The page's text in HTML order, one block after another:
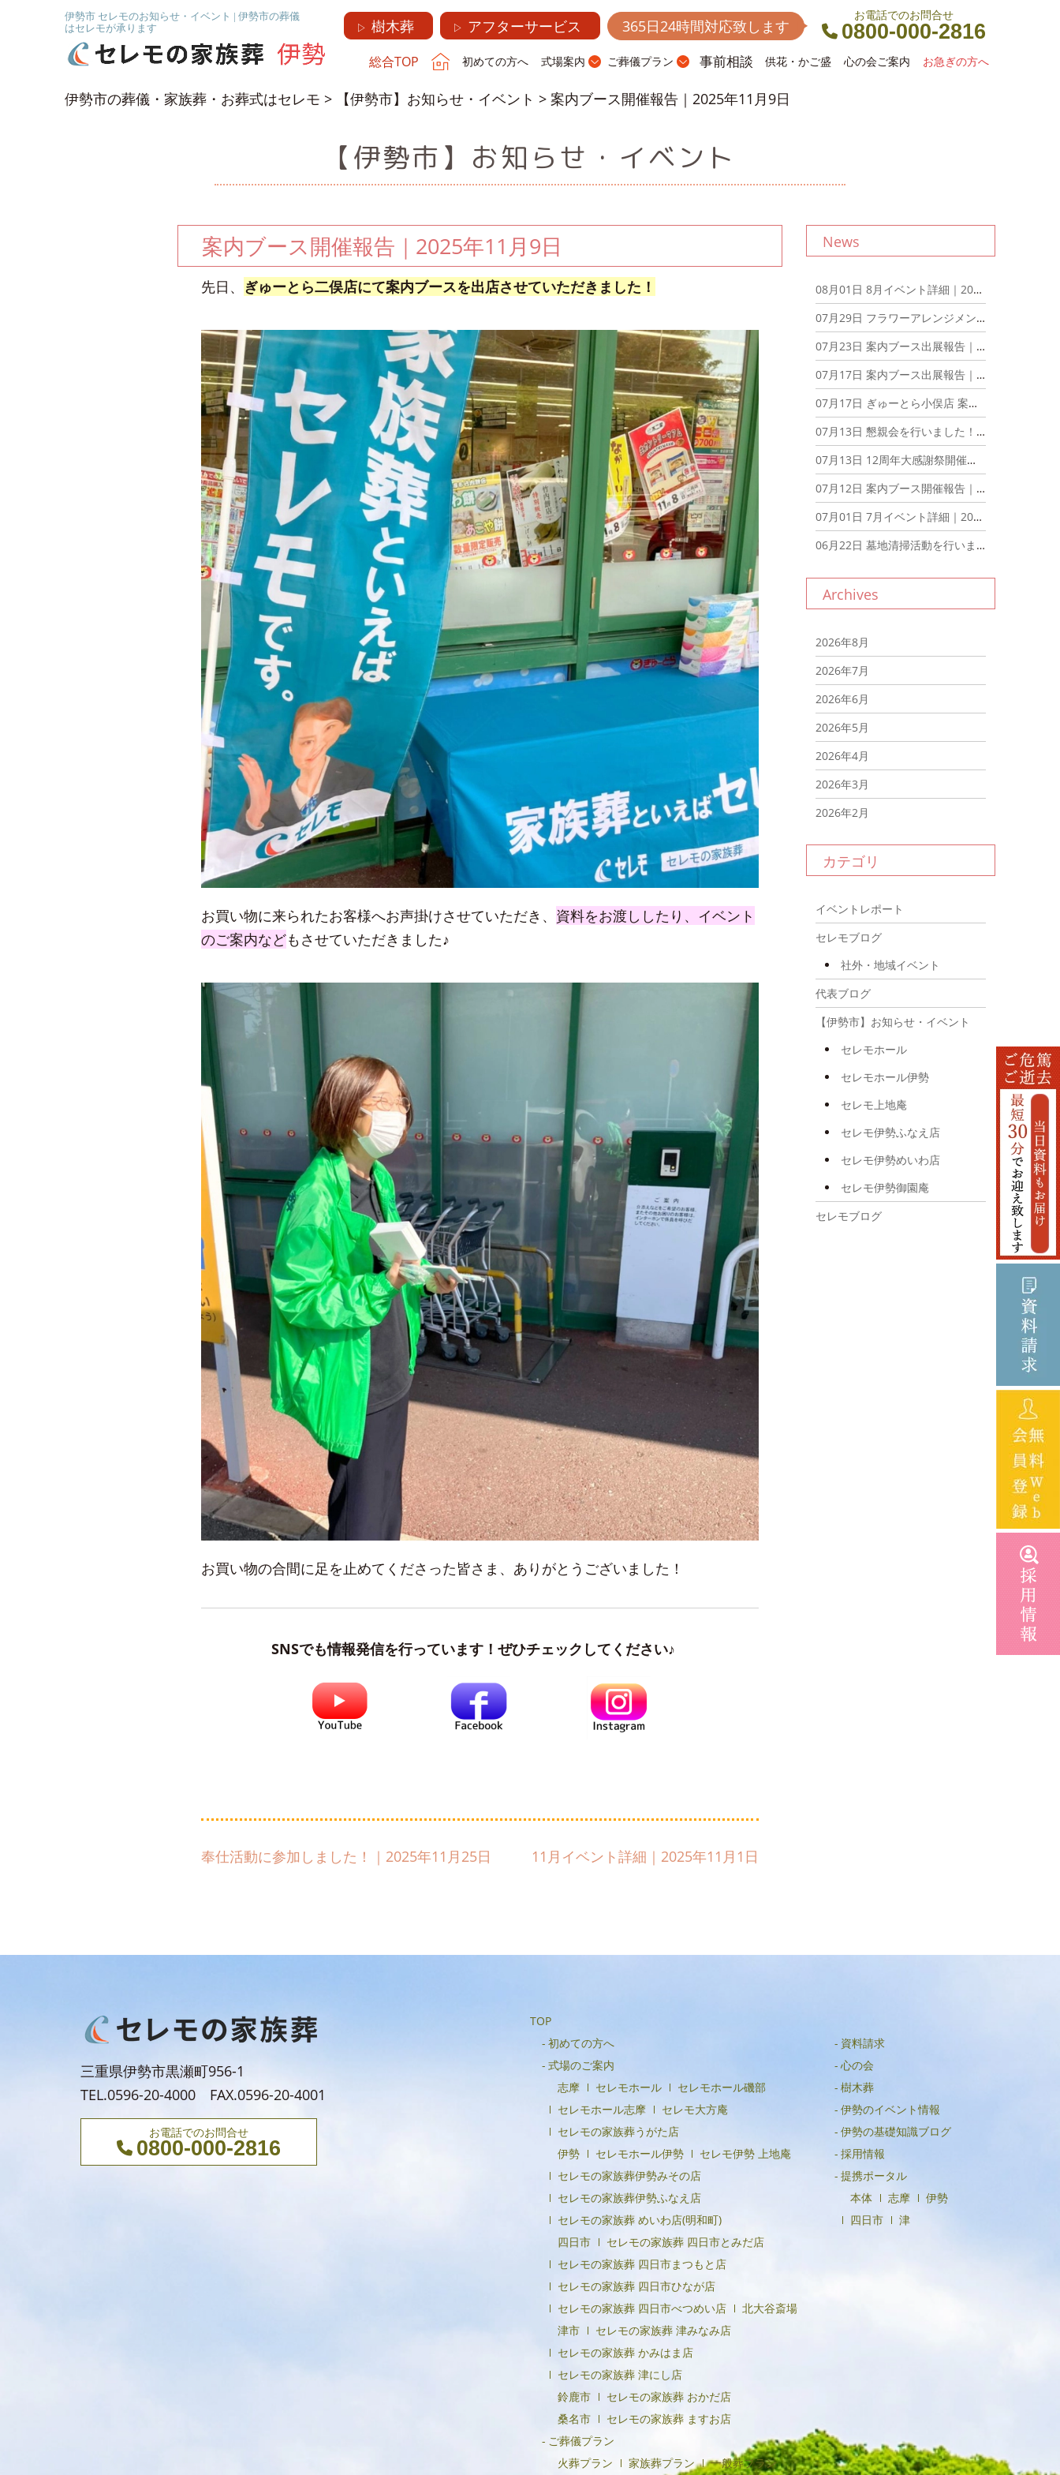
伊勢市 セレモのお知らせ・イベント | 伊勢市の葬儀
はセレモが承ります
▷ 樹木葬 ▷ アフターサービス 365日24時間対応致します
お電話でのお問合せ
0800-000-2816
総合TOP 初めての方へ 式場案内 ご葬儀プラン 事前相談 供花・かご盛 心の会ご案内 お急ぎの方へ
伊勢市の葬儀・家族葬・お葬式はセレモ > 【伊勢市】お知らせ・イベント > 案内ブース開催報告｜2025年11月9日
【伊勢市】お知らせ・イベント
案内ブース開催報告｜2025年11月9日
先日、 ぎゅーとら二俣店にて案内ブースを出店させていただきました！
お買い物に来られたお客様へお声掛けさせていただき、 資料をお渡ししたり、イベント
のご案内などもさせていただきました♪
お買い物の合間に足を止めてくださった皆さま、ありがとうございました！
SNSでも情報発信を行っています！ぜひチェックしてください♪
奉仕活動に参加しました！｜2025年11月25日 11月イベント詳細｜2025年11月1日
News
08月01日 8月イベント詳細｜2026年8月1日
07月29日 フラワーアレンジメントとアフタヌーンティーを楽しむ会を開催しました！｜2026年7月29日
07月23日 案内ブース出展報告｜2026年7月23日
07月17日 案内ブース出展報告｜2026年7月17日
07月17日 ぎゅーとら小俣店 案内ブース出展｜2026年7月17日
07月13日 懇親会を行いました！｜2026年7月13日
07月13日 12周年大感謝祭開催報告｜2026年7月13日
07月12日 案内ブース開催報告｜2026年7月12日
07月01日 7月イベント詳細｜2026年7月1日
06月22日 墓地清掃活動を行いました。｜2026年6月22日
Archives
2026年8月
2026年7月
2026年6月
2026年5月
2026年4月
2026年3月
2026年2月
2026年1月
2025年12月
2025年10月
2025年8月
2025年7月
2025年3月
2025年2月
2025年1月
2024年12月
2021年2月
2021年1月
2020年12月
2020年11月
2020年10月
2020年9月
2020年8月
カテゴリ
イベントレポート
セレモブログ
社外・地域イベント
代表ブログ
【伊勢市】お知らせ・イベント
セレモホール
セレモホール伊勢
セレモ上地庵
セレモ伊勢ふなえ店
セレモ伊勢めいわ店
セレモ伊勢御園庵
セレモブログ
三重県伊勢市黒瀬町956-1
TEL.0596-20-4000 FAX.0596-20-4001
お電話でのお問合せ
0800-000-2816
TOP
初めての方へ
式場のご案内
志摩
セレモホール
セレモホール磯部
セレモホール志摩
セレモ大方庵
セレモの家族葬うがた店
伊勢
セレモホール伊勢
セレモ伊勢 上地庵
セレモの家族葬伊勢みその店
セレモの家族葬伊勢ふなえ店
セレモの家族葬 めいわ店(明和町)
四日市
セレモの家族葬 四日市とみだ店
セレモの家族葬 四日市まつもと店
セレモの家族葬 四日市ひなが店
セレモの家族葬 四日市べつめい店
北大谷斎場
津市
セレモの家族葬 津みなみ店
セレモの家族葬 かみはま店
セレモの家族葬 津にし店
鈴鹿市
セレモの家族葬 おかだ店
桑名市
セレモの家族葬 ますお店
ご葬儀プラン
火葬プラン
家族葬プラン 一般葬プラン
資料請求
心の会
樹木葬
伊勢のイベント情報
伊勢の基礎知識ブログ
採用情報
提携ポータル
本体
志摩
伊勢
四日市
津